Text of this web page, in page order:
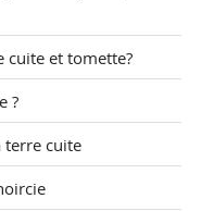
cuite et tomette?
?
terre cuite